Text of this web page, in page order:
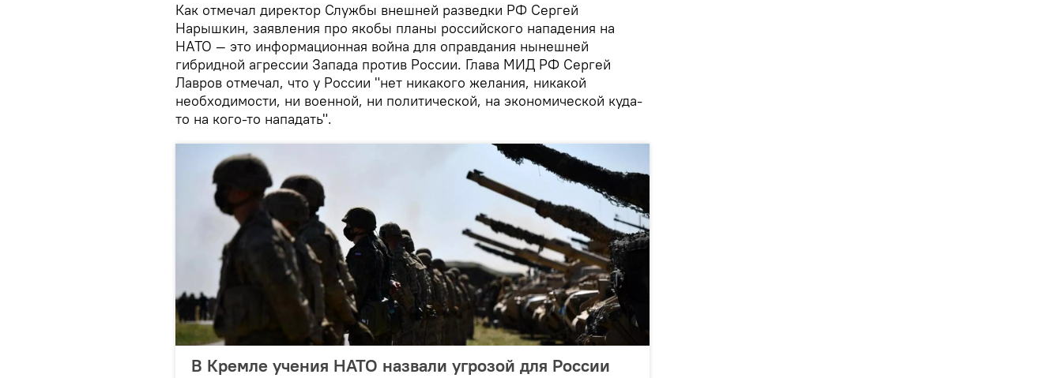
Как отмечал директор Службы внешней разведки РФ Сергей
Нарышкин, заявления про якобы планы российского нападения на
НАТО — это информационная война для оправдания нынешней
гибридной агрессии Запада против России. Глава МИД РФ Сергей
Лавров отмечал, что у России "нет никакого желания, никакой
необходимости, ни военной, ни политической, на экономической куда-
то на кого-то нападать".
В Кремле учения НАТО назвали угрозой для России